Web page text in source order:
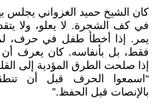
كان الشيخ حميد الغزواني يجلس
في كف الشجرة. لا يعلو، ولا
يمر. إذا أخطأ طفل في حرف،
فقط، بل بأنفاسه. كان يعرف أن
إذا صلحت الطرق المؤدية إلى
“اسمعوا الحرف قبل أن
بالإنصات قبل الحفظ.”